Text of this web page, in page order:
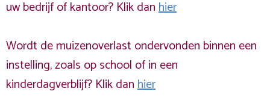
uw bedrijf of kantoor? Klik danhier
Wordt de muizenoverlast ondervonden binnen een
instelling, zoals op school of in een
kinderdagverblijf? Klik danhier